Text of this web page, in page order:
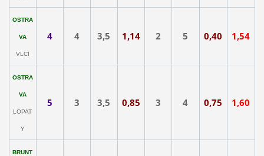
OSTRA
VA
VLCI
4 4 3,5 1,14 2 5 0,40 1,54
OSTRA
VA
LOPAT
Y
5 3 3,5 0,85 3 4 0,75 1,60
BRUNT